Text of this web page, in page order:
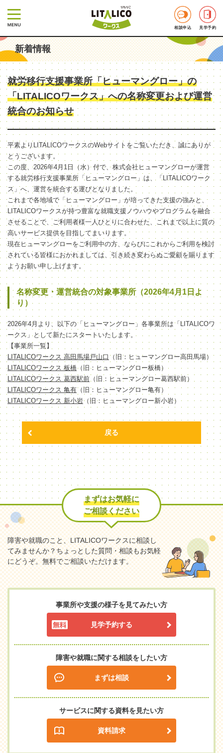
相談申込 見学予約
新着情報
就労移行支援事業所「ヒューマングロー」の
「LITALICOワークス」への名称変更および運営
統合のお知らせ
平素よりLITALICOワークスのWebサイトをご覧いただき、誠にありが
とうございます。
この度、2026年4月1日（水）付で、株式会社ヒューマングローが運営
する就労移行支援事業所「ヒューマングロー」は、「LITALICOワーク
ス」へ、運営を統合する運びとなりました。
これまで各地域で「ヒューマングロー」が培ってきた支援の強みと、
LITALICOワークスが持つ豊富な就職支援ノウハウやプログラムを融合
させることで、ご利用者様一人ひとりに合わせた、これまで以上に質の
高いサービス提供を目指してまいります。
現在ヒューマングローをご利用中の方、ならびにこれからご利用を検討
されている皆様におかれましては、引き続き変わらぬご愛顧を賜ります
ようお願い申し上げます。
名称変更・運営統合の対象事業所（2026年4月1日よ
り）
2026年4月より、以下の「ヒューマングロー」各事業所は「LITALICOワ
ークス」として新たにスタートいたします。
【事業所一覧】
LITALICOワークス 高田馬場戸山口 （旧：ヒューマングロー高田馬場）
LITALICOワークス 板橋（旧：ヒューマングロー板橋）
LITALICOワークス 葛西駅前 （旧：ヒューマングロー葛西駅前）
LITALICOワークス 亀有（旧：ヒューマングロー亀有）
LITALICOワークス 新小岩（旧：ヒューマングロー新小岩）
戻る
まずはお気軽に
ご相談ください
障害や就職のこと、LITALICOワークスに相談し
てみませんか？ちょっとした質問・相談もお気軽
にどうぞ。無料でご相談いただけます。
事業所や支援の様子を見てみたい方
見学予約する
障害や就職に関する相談をしたい方
まずは相談
サービスに関する資料を見たい方
資料請求